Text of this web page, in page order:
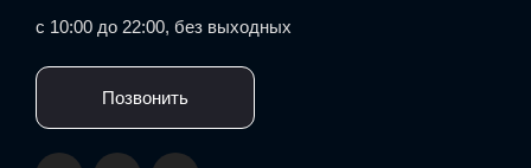
с 10:00 до 22:00, без выходных
Позвонить